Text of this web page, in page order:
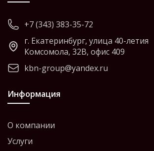
+7 (343) 383-35-72
г. Екатеринбург, улица 40-летия
Комсомола, 32В, офис 409
kbn-group@yandex.ru
Информация
О компании
Услуги